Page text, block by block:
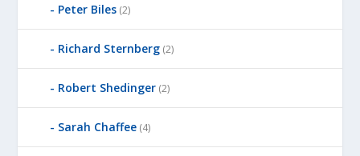
Peter Biles (2)
Richard Sternberg (2)
Robert Shedinger (2)
Sarah Chaffee (4)